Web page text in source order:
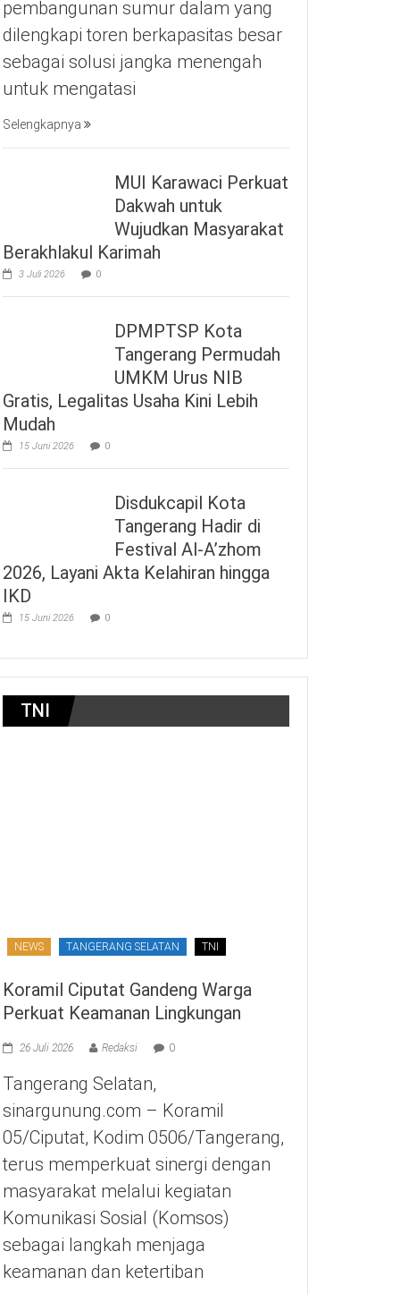
pembangunan sumur dalam yang
dilengkapi toren berkapasitas besar
sebagai solusi jangka menengah
untuk mengatasi
Selengkapnya
MUI Karawaci Perkuat
Dakwah untuk
Wujudkan Masyarakat
Berakhlakul Karimah
3 Juli 2026 0
DPMPTSP Kota
Tangerang Permudah
UMKM Urus NIB
Gratis, Legalitas Usaha Kini Lebih
Mudah
15 Juni 2026 0
Disdukcapil Kota
Tangerang Hadir di
Festival Al-A’zhom
2026, Layani Akta Kelahiran hingga
IKD
15 Juni 2026 0
TNI
NEWS TANGERANG SELATAN TNI
Koramil Ciputat Gandeng Warga
Perkuat Keamanan Lingkungan
26 Juli 2026 Redaksi 0
Tangerang Selatan,
sinargunung.com – Koramil
05/Ciputat, Kodim 0506/Tangerang,
terus memperkuat sinergi dengan
masyarakat melalui kegiatan
Komunikasi Sosial (Komsos)
sebagai langkah menjaga
keamanan dan ketertiban